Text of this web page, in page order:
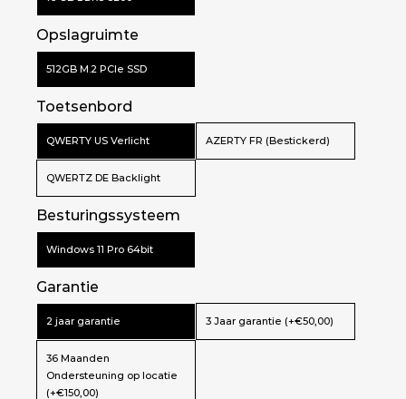
Generatie
Werkgeheugen
Werkgeheugen
Opslag
Schermgrootte 16.0 inch
Scherm Res
Touchscreen
Opslagruimte
512GB M.2 PCIe SSD
Toetsenbord
QWERTY US Verlicht AZERTY FR (Bestickerd)
QWERTZ DE Backlight
Besturingssysteem
Windows 11 Pro 64bit
Garantie
2 jaar garantie 3 Jaar garantie (+€50,00)
36 Maanden
Ondersteuning op locatie
(+€150,00)